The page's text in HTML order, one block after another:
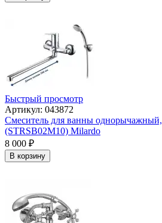
Быстрый просмотр
Артикул: 043872
Смеситель для ванны
(STRSB02M10) Milardo
8 000 ₽
В корзину